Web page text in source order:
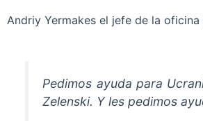
Andriy Yermakes el jefe de la
Pedimos ayuda para
Zelenski. Y les pedimos